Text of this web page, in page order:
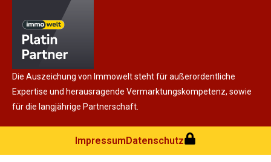
Die Auszeichung von Immowelt steht für außerordentliche
Expertise und herausragende Vermarktungskompetenz, sowie
für die langjährige Partnerschaft.
ImpressumDatenschutz